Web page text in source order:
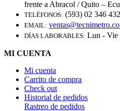
frente a Abracol / Quito –
TELÉFONOS: (593) 02 346
EMAIL:
DÍAS LABORABLES: Lun - Vie
MI CUENTA
Mi cuenta
Carrito de compra
Check out
Historial de pedidos
Rastreo de pedidos